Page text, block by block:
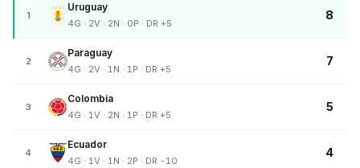
1
Uruguay
4G · 2V · 2N · 0P · DR +5
8
2
Paraguay
4G · 2V · 1N · 1P · DR +5
7
3
Colombia
4G · 1V · 2N · 1P · DR +5
5
4
Ecuador
4G · 1V · 1N · 2P · DR -10
4